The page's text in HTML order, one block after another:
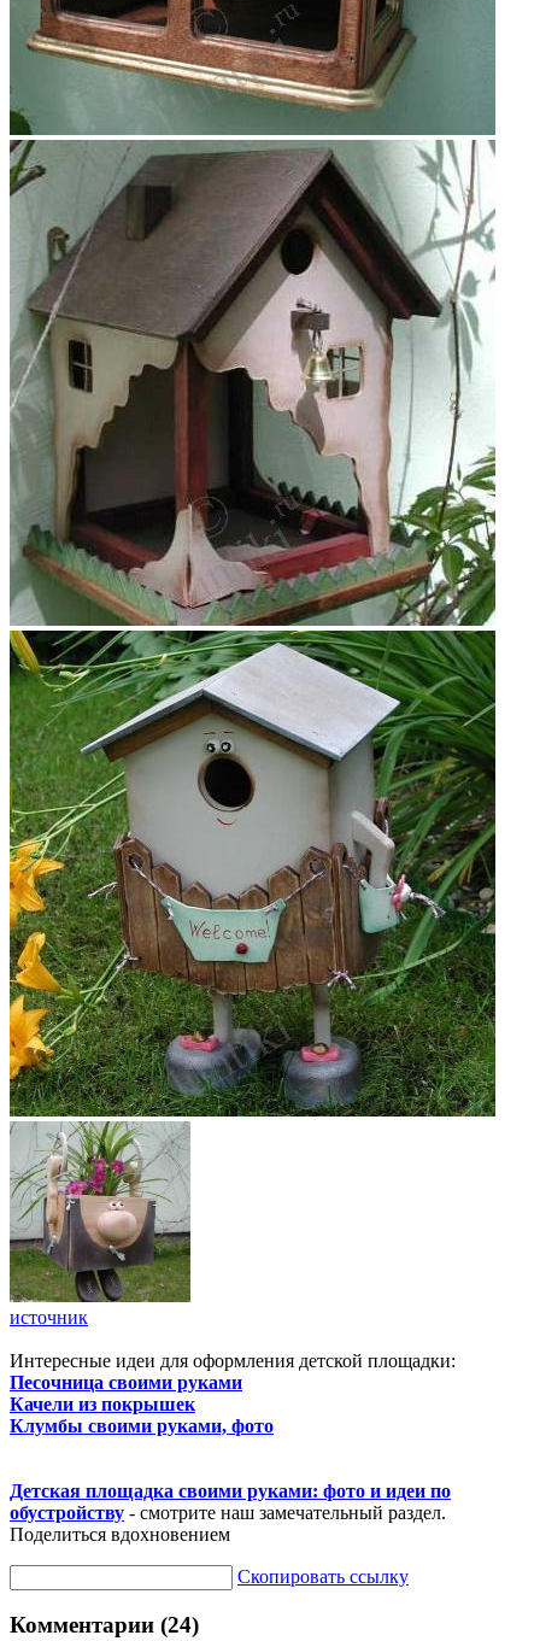
источник
Интересные идеи для оформления детской площадки:
Песочница своими руками
Качели из покрышек
Клумбы своими руками, фото
Детская площадка своими руками: фото и идеи по
обустройству - смотрите наш замечательный раздел.
Поделиться вдохновением
Скопировать ссылку
Комментарии (24)